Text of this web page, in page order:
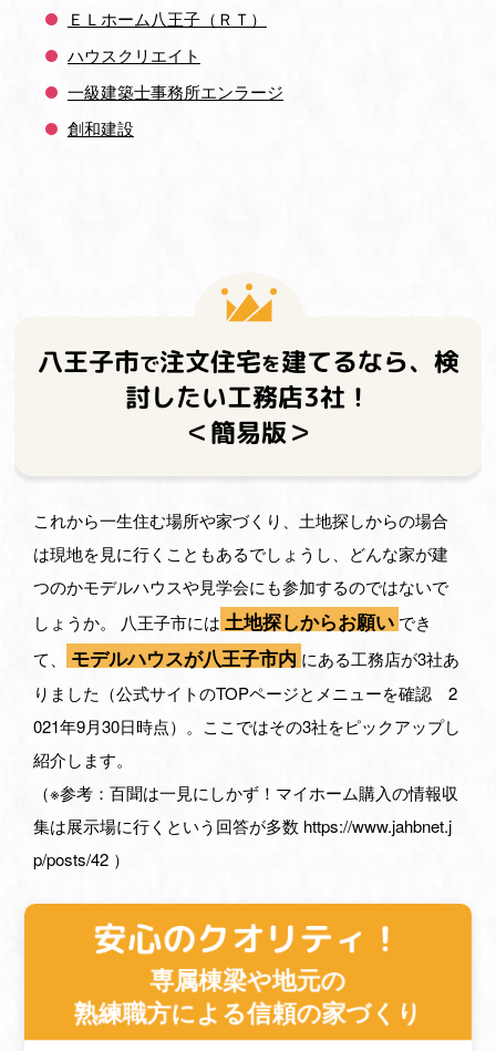
ＥＬホーム八王子（ＲＴ）
ハウスクリエイト
一級建築士事務所エンラージ
創和建設
八王子市で注文住宅を建てるなら、 検
討したい工務店3社！
＜簡易版＞
これから一生住む場所や家づくり、土地探しからの場合
は現地を見に行くこともあるでしょうし、どんな家が建
つのかモデルハウスや見学会にも参加するのではないで
しょうか。 八王子市には 土地探しからお願い でき
て、
モデルハウスが八王子市内 にある工務店が3社あ
りました（公式サイトのTOPページとメニューを確認 2
021年9月30日時点）。ここではその3社をピックアップし
紹介します。
（※参考：百聞は一見にしかず！マイホーム購入の情報収
集は展示場に行くという回答が多数 https://www.jahbnet.j
p/posts/42 ）
安心のクオリティ！
専属棟梁や地元の
熟練職方による信頼の家づくり